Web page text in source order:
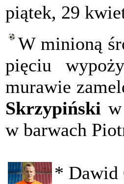
piątek, 29
W minioną
pięciu
murawie
Skrzypiński
w barwach
* Dawid